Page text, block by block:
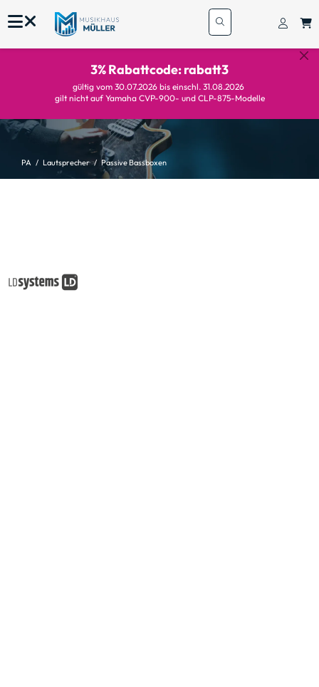
3% Rabattcode: rabatt3
gültig vom 30.07.2026 bis einschl. 31.08.2026
gilt nicht auf Yamaha CVP-900- und CLP-875-Modelle
PA Lautsprecher Passive Bassboxen